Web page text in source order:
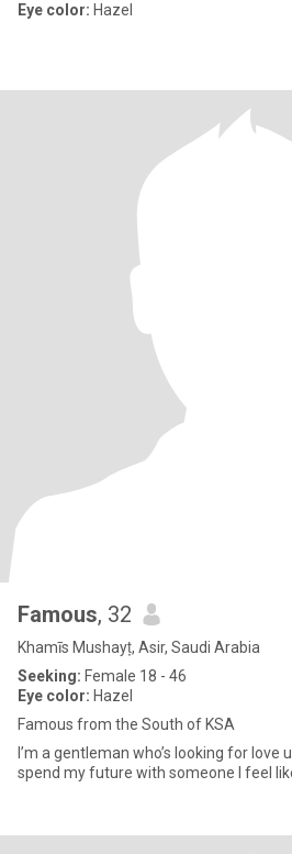
Eye color: Hazel
Famous, 32
Khamīs Mushayṭ, Asir, Saudi Arabia
Seeking: Female 18 - 46
Eye color: Hazel
Famous from the South of KSA
I’m a gentleman who’s looking for love
spend my future with someone I feel